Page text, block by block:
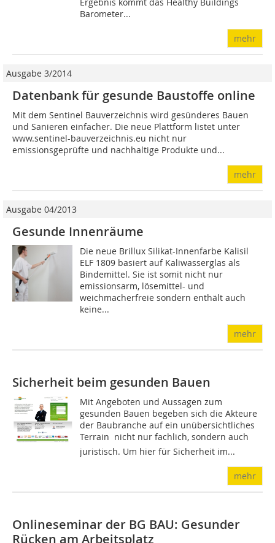
Ergebnis kommt das Healthy Buildings
Barometer...
mehr
Ausgabe 3/2014
Datenbank für gesunde Baustoffe online
Mit dem Sentinel Bauverzeichnis wird gesünderes Bauen
und Sanieren einfacher. Die neue Plattform listet unter
www.sentinel-bauverzeichnis.eu nicht nur
emissionsgeprüfte und nachhaltige Produkte und...
mehr
Ausgabe 04/2013
Gesunde Innenräume
Die neue Brillux Silikat-Innenfarbe Kalisil
ELF 1809 basiert auf Kaliwasserglas als
Bindemittel. Sie ist somit nicht nur
emissionsarm, lösemittel- und
weichmacherfreie sondern enthält auch
keine...
mehr
Sicherheit beim gesunden Bauen
Mit Angeboten und Aussagen zum
gesunden Bauen begeben sich die Akteure
der Baubranche auf ein unübersichtliches
Terrain  nicht nur fachlich, sondern auch
juristisch. Um hier für Sicherheit im...
mehr
Onlineseminar der BG BAU: Gesunder
Rücken am Arbeitsplatz